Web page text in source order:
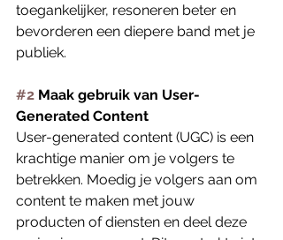
toegankelijker, resoneren beter en
bevorderen een diepere band met je
publiek.
#2 Maak gebruik van User-
Generated Content
User-generated content (UGC) is een
krachtige manier om je volgers te
betrekken. Moedig je volgers aan om
content te maken met jouw
producten of diensten en deel deze